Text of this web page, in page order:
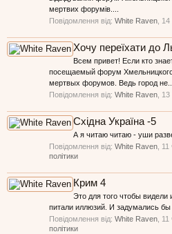
мертвих форумів....
Повідомлення від: White Raven 14
Хочу переїхати до
Всем привет! Если кто
посещаемый форум
мертвых форумов. Ведь город не...
Повідомлення від: White Raven 13
Східна Україна -5
А я читаю читаю - уши
Повідомлення від: White Raven 11
політики
Крим 4
Это для того чтобы
питали иллюзий. И задумались бы
Повідомлення від: White Raven 11
політики